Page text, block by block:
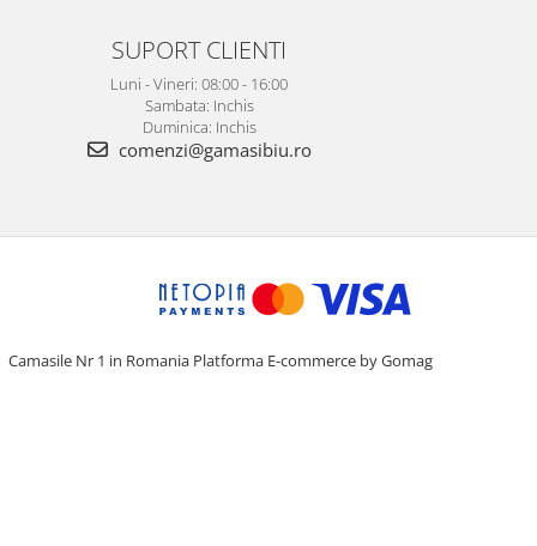
SUPORT CLIENTI
Luni - Vineri: 08:00 - 16:00
Sambata: Inchis
Duminica: Inchis
comenzi@gamasibiu.ro
Camasile Nr 1 in Romania Platforma E-commerce by Gomag